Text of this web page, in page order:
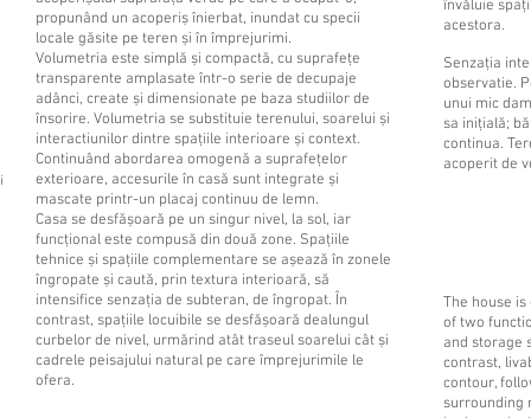
propunând un acoperiș înierbat, inundat cu specii
locale găsite pe teren și în împrejurimi.
Volumetria este simplă și compactă, cu suprafețe
transparente amplasate într-o serie de decupaje
adânci, create și dimensionate pe baza studiilor de
însorire. Volumetria se substituie terenului, soarelui și
interactiunilor dintre spațiile interioare și context.
Continuând abordarea omogenă a suprafețelor
exterioare, accesurile în casă sunt integrate și
mascate printr-un placaj continuu de lemn.
Casa se desfășoară pe un singur nivel, la sol, iar
funcțional este compusă din două zone. Spațiile
tehnice și spațiile complementare se așează în zonele
îngropate și caută, prin textura interioară, să
intensifice senzația de subteran, de îngropat. În
contrast, spațiile locuibile se desfășoară dealungul
curbelor de nivel, urmărind atât traseul soarelui cât și
cadrele peisajului natural pe care împrejurimile le
ofera.
învăluie
acestora.
Senzația
observatie.
unui mic
sa inițială;
continua.
acoperit de
The house
of two
and storage
contrast,
contour,
surrounding